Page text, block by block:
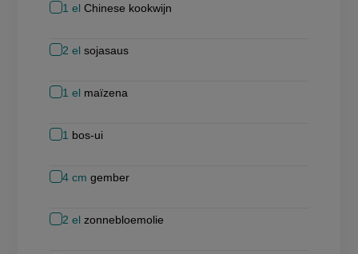
1 el Chinese kookwijn
2 el sojasaus
1 el maïzena
1 bos-ui
4 cm gember
2 el zonnebloemolie